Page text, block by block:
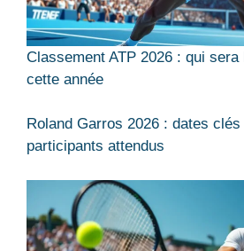
Classement ATP 2026 : qui
cette année
Roland Garros 2026 : dates
participants attendus